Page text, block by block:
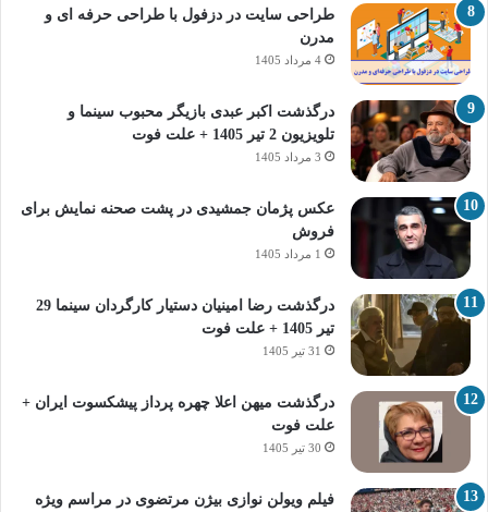
طراحی سایت در دزفول با طراحی حرفه‌ ای و
مدرن
4 مرداد 1405
درگذشت اکبر عبدی بازیگر محبوب سینما و
تلویزیون 2 تیر 1405 + علت فوت
3 مرداد 1405
عکس پژمان جمشیدی در پشت صحنه نمایش برای
فروش
1 مرداد 1405
درگذشت رضا امینیان دستیار کارگردان سینما 29
تیر 1405 + علت فوت
31 تیر 1405
درگذشت میهن اعلا چهره پرداز پیشکسوت ایران +
علت فوت
30 تیر 1405
فیلم ویولن نوازی بیژن مرتضوی در مراسم ویژه